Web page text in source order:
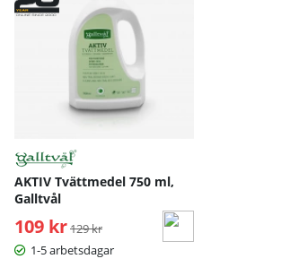
AKTIV Tvättmedel 750 ml,
Galltvål
109 kr Ordinarie pris:
129 kr
1-5 arbetsdagar